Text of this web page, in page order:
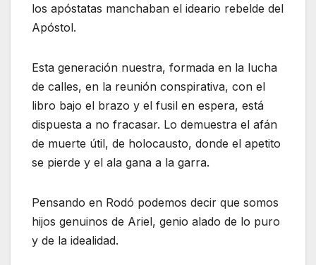
los apóstatas manchaban el ideario rebelde del
Apóstol.
Esta generación nuestra, formada en la lucha
de calles, en la reunión conspirativa, con el
libro bajo el brazo y el fusil en espera, está
dispuesta a no fracasar. Lo demuestra el afán
de muerte útil, de holocausto, donde el apetito
se pierde y el ala gana a la garra.
Pensando en Rodó podemos decir que somos
hijos genuinos de Ariel, genio alado de lo puro
y de la idealidad.